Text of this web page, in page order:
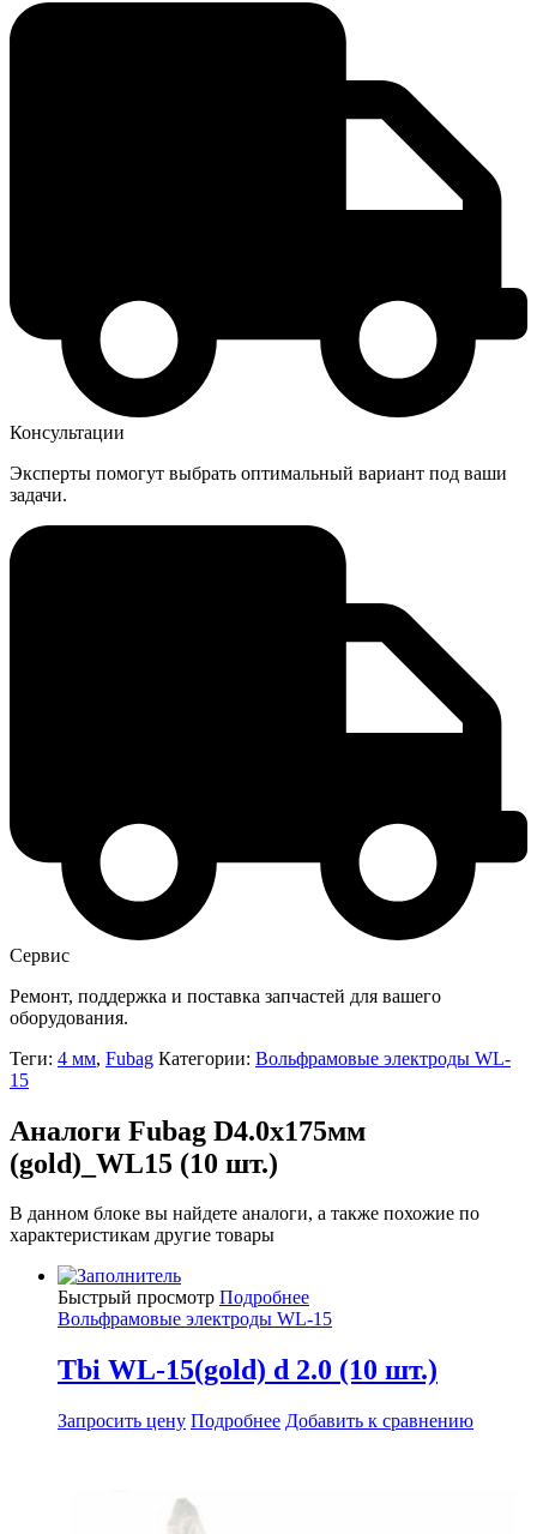
Консультации
Эксперты помогут выбрать оптимальный вариант под ваши
задачи.
Сервис
Ремонт, поддержка и поставка запчастей для вашего
оборудования.
Теги: 4 мм, Fubag Категории: Вольфрамовые электроды WL-
15
Аналоги Fubag D4.0x175мм
(gold)_WL15 (10 шт.)
В данном блоке вы найдете аналоги, а также похожие по
характеристикам другие товары
Быстрый просмотр Подробнее
Вольфрамовые электроды WL-15
Tbi WL-15(gold) d 2.0 (10 шт.)
Запросить цену Подробнее Добавить к сравнению